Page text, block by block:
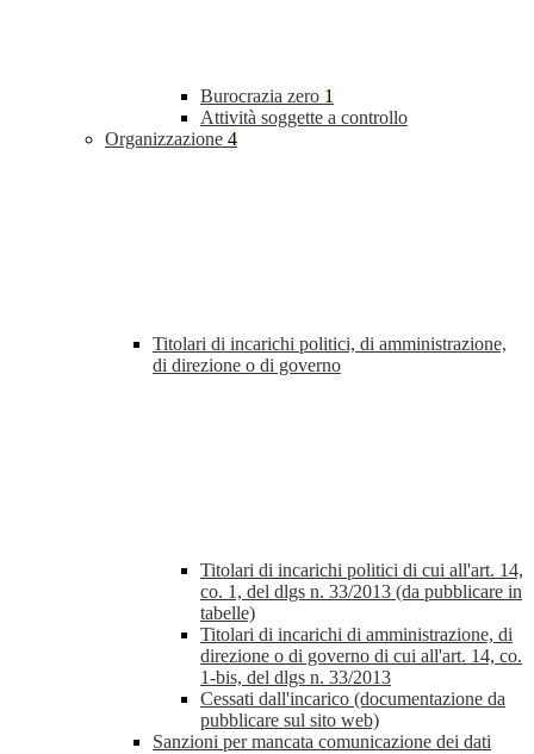
Burocrazia zero 1
Attività soggette a controllo
Organizzazione 4
Titolari di incarichi politici, di amministrazione,
di direzione o di governo
Titolari di incarichi politici di cui all'art. 14,
co. 1, del dlgs n. 33/2013 (da pubblicare in
tabelle)
Titolari di incarichi di amministrazione, di
direzione o di governo di cui all'art. 14, co.
1-bis, del dlgs n. 33/2013
Cessati dall'incarico (documentazione da
pubblicare sul sito web)
Sanzioni per mancata comunicazione dei dati